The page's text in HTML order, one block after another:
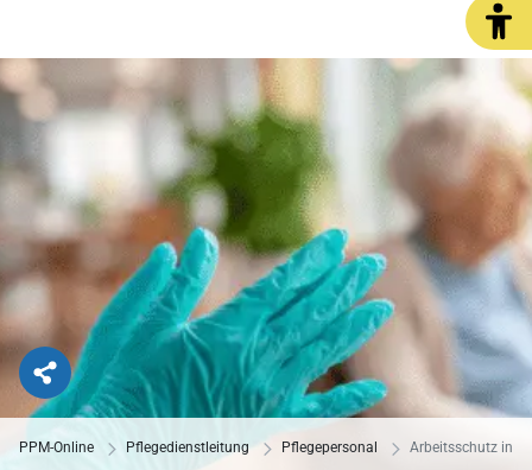
PPM-Online Pflegedienstleitung Pflegepersonal Arbeitsschutz in